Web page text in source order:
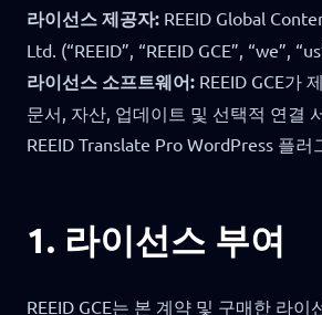
라이선스 제공자: REEID Global
Ltd. (“REEID”, “REEID GCE”, “we”,
라이선스 소프트웨어: REEID GCE가
문서, 자산, 업데이트 및 선택적 연결
REEID Translate Pro WordPress 플러
1. 라이선스 부여
REEID GCE는 본 계약 및 구매한 라이